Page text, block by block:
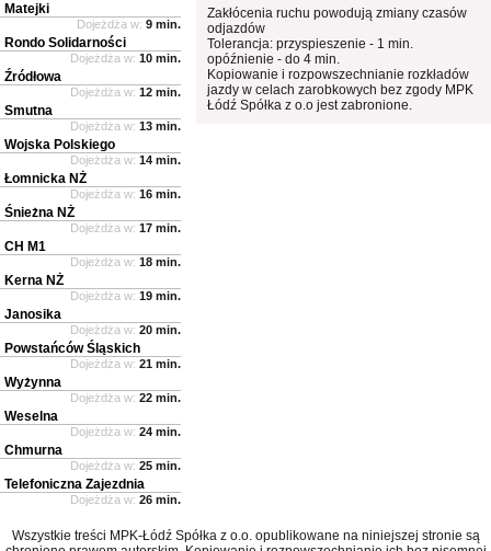
Zakłócenia ruchu powodują zmiany czasów
odjazdów
Tolerancja: przyspieszenie - 1 min.
opóźnienie - do 4 min.
Kopiowanie i rozpowszechnianie rozkładów
jazdy w celach zarobkowych bez zgody MPK
Łódź Spółka z o.o jest zabronione.
Matejki
Dojeżdża w: 9 min.
Rondo Solidarności
Dojeżdża w: 10 min.
Źródłowa
Dojeżdża w: 12 min.
Smutna
Dojeżdża w: 13 min.
Wojska Polskiego
Dojeżdża w: 14 min.
Łomnicka NŻ
Dojeżdża w: 16 min.
Śnieżna NŻ
Dojeżdża w: 17 min.
CH M1
Dojeżdża w: 18 min.
Kerna NŻ
Dojeżdża w: 19 min.
Janosika
Dojeżdża w: 20 min.
Powstańców Śląskich
Dojeżdża w: 21 min.
Wyżynna
Dojeżdża w: 22 min.
Weselna
Dojeżdża w: 24 min.
Chmurna
Dojeżdża w: 25 min.
Telefoniczna Zajezdnia
Dojeżdża w: 26 min.
Wszystkie treści MPK-Łódź Spółka z o.o. opublikowane na niniejszej stronie są